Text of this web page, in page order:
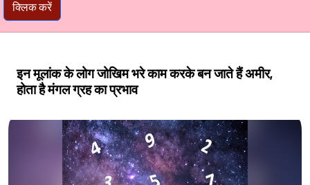
क्लिक करें
इन मूलांक के लोग जोखिम भरे काम करके बन जाते हैं अमीर,
होता है मंगल ग्रह का प्रभाव